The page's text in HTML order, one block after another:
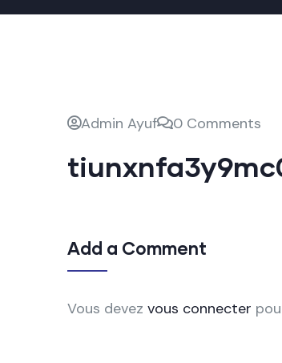
Admin Ayuf 0 Comments
Add a Comment
Vous devez vous connecter